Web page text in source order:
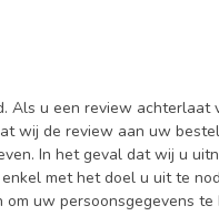
u een review
wij de review aan uw
In het geval dat wij u
met het doel u uit te
uw persoonsgegevens